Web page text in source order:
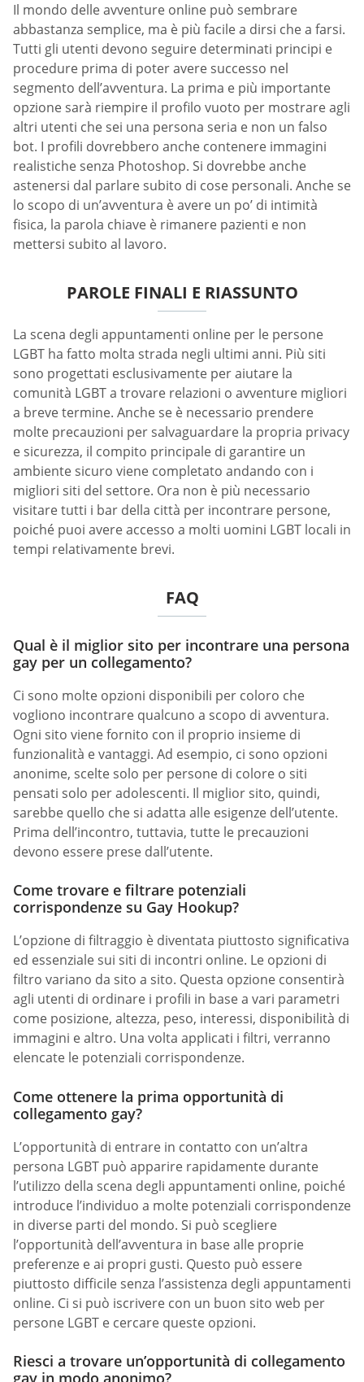
Il mondo delle avventure online può sembrare
abbastanza semplice, ma è più facile a dirsi che a farsi.
Tutti gli utenti devono seguire determinati principi e
procedure prima di poter avere successo nel
segmento dell’avventura. La prima e più importante
opzione sarà riempire il profilo vuoto per mostrare agli
altri utenti che sei una persona seria e non un falso
bot. I profili dovrebbero anche contenere immagini
realistiche senza Photoshop. Si dovrebbe anche
astenersi dal parlare subito di cose personali. Anche se
lo scopo di un’avventura è avere un po’ di intimità
fisica, la parola chiave è rimanere pazienti e non
mettersi subito al lavoro.
PAROLE FINALI E RIASSUNTO
La scena degli appuntamenti online per le persone
LGBT ha fatto molta strada negli ultimi anni. Più siti
sono progettati esclusivamente per aiutare la
comunità LGBT a trovare relazioni o avventure migliori
a breve termine. Anche se è necessario prendere
molte precauzioni per salvaguardare la propria privacy
e sicurezza, il compito principale di garantire un
ambiente sicuro viene completato andando con i
migliori siti del settore. Ora non è più necessario
visitare tutti i bar della città per incontrare persone,
poiché puoi avere accesso a molti uomini LGBT locali in
tempi relativamente brevi.
FAQ
Qual è il miglior sito per incontrare una persona
gay per un collegamento?
Ci sono molte opzioni disponibili per coloro che
vogliono incontrare qualcuno a scopo di avventura.
Ogni sito viene fornito con il proprio insieme di
funzionalità e vantaggi. Ad esempio, ci sono opzioni
anonime, scelte solo per persone di colore o siti
pensati solo per adolescenti. Il miglior sito, quindi,
sarebbe quello che si adatta alle esigenze dell’utente.
Prima dell’incontro, tuttavia, tutte le precauzioni
devono essere prese dall’utente.
Come trovare e filtrare potenziali
corrispondenze su Gay Hookup?
L’opzione di filtraggio è diventata piuttosto significativa
ed essenziale sui siti di incontri online. Le opzioni di
filtro variano da sito a sito. Questa opzione consentirà
agli utenti di ordinare i profili in base a vari parametri
come posizione, altezza, peso, interessi, disponibilità di
immagini e altro. Una volta applicati i filtri, verranno
elencate le potenziali corrispondenze.
Come ottenere la prima opportunità di
collegamento gay?
L’opportunità di entrare in contatto con un’altra
persona LGBT può apparire rapidamente durante
l’utilizzo della scena degli appuntamenti online, poiché
introduce l’individuo a molte potenziali corrispondenze
in diverse parti del mondo. Si può scegliere
l’opportunità dell’avventura in base alle proprie
preferenze e ai propri gusti. Questo può essere
piuttosto difficile senza l’assistenza degli appuntamenti
online. Ci si può iscrivere con un buon sito web per
persone LGBT e cercare queste opzioni.
Riesci a trovare un’opportunità di collegamento
gay in modo anonimo?